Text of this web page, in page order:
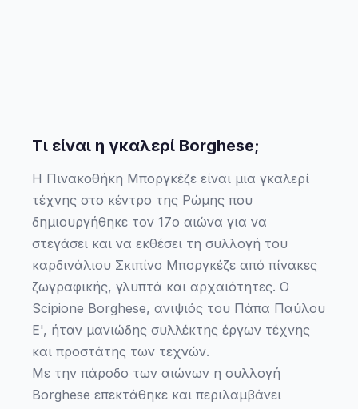
Τι είναι η γκαλερί Borghese;
Η Πινακοθήκη Μποργκέζε είναι μια γκαλερί
τέχνης στο κέντρο της Ρώμης που
δημιουργήθηκε τον 17ο αιώνα για να
στεγάσει και να εκθέσει τη συλλογή του
καρδινάλιου Σκιπίνο Μποργκέζε από πίνακες
ζωγραφικής, γλυπτά και αρχαιότητες. Ο
Scipione Borghese, ανιψιός του Πάπα Παύλου
Ε', ήταν μανιώδης συλλέκτης έργων τέχνης
και προστάτης των τεχνών.
Με την πάροδο των αιώνων η συλλογή
Borghese επεκτάθηκε και περιλαμβάνει